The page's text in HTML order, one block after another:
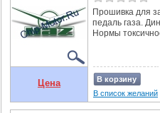
Прошивка для
педаль газа.
Нормы
Цена
В корзину
В список желаний